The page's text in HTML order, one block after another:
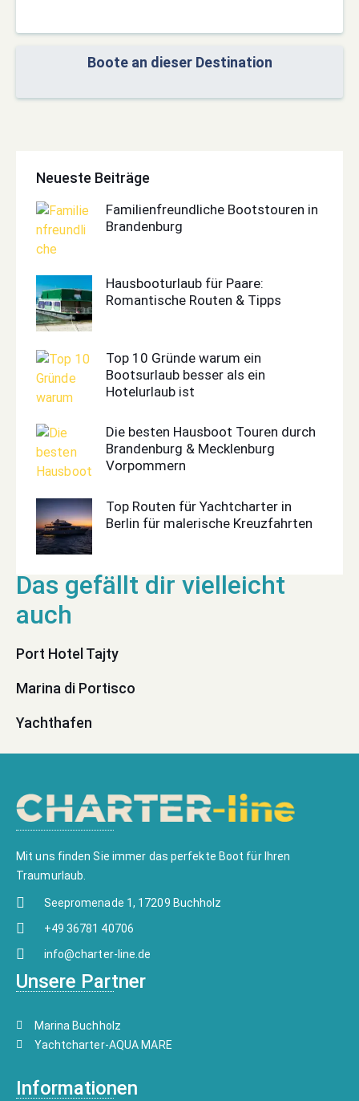
Boote an dieser Destination
Neueste Beiträge
Familienfreundliche Bootstouren in
Brandenburg
Hausbooturlaub für Paare:
Romantische Routen & Tipps
Top 10 Gründe warum ein
Bootsurlaub besser als ein
Hotelurlaub ist
Die besten Hausboot Touren durch
Brandenburg & Mecklenburg
Vorpommern
Top Routen für Yachtcharter in
Berlin für malerische Kreuzfahrten
Port Hotel Tajty
Marina di Portisco
Yachthafen
Mit uns finden Sie immer das perfekte Boot für Ihren
Traumurlaub.
Seepromenade 1, 17209 Buchholz
+49 36781 40706
info@charter-line.de
Unsere Partner
Marina Buchholz
Yachtcharter-AQUA MARE
Informationen